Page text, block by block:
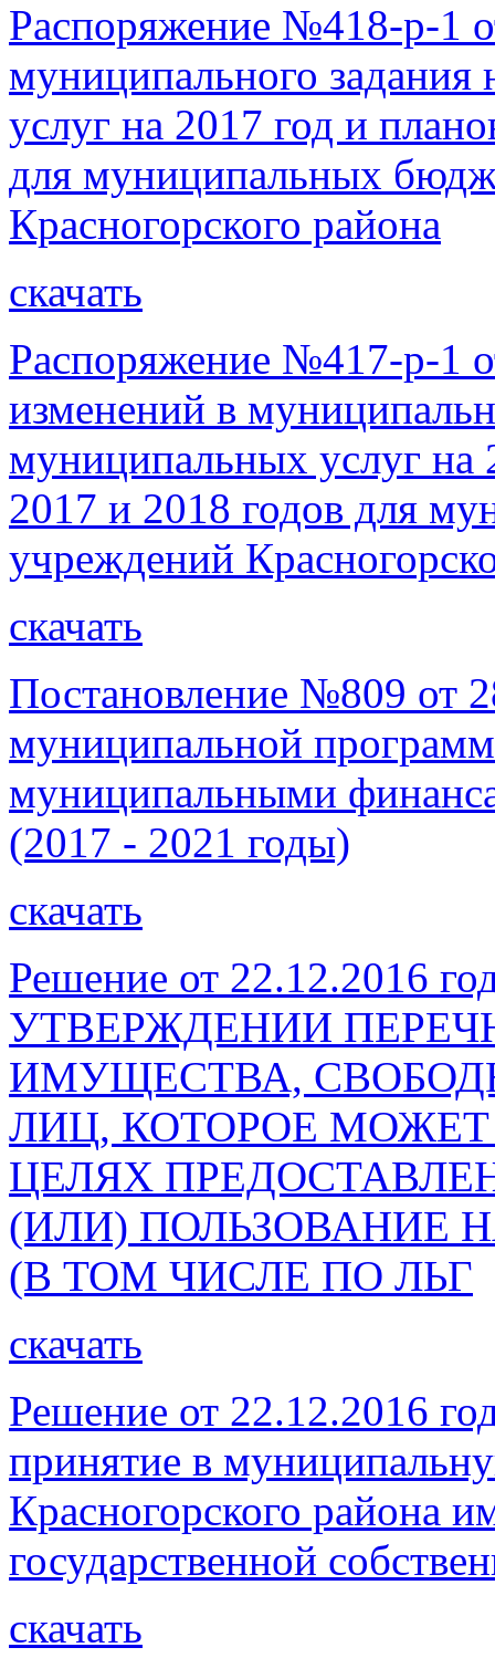
Распоряжение №418-р-1
муниципального
услуг на 2017 год и
для муниципальных
Красногорского района
скачать
Распоряжение №417-р-1
изменений в
муниципальных услуг на
2017 и 2018 годов для
учреждений
скачать
Постановление №809 от
муниципальной
муниципальными
(2017 - 2021 годы)
скачать
Решение от 22.12.2016
УТВЕРЖДЕНИИ
ИМУЩЕСТВА,
ЛИЦ, КОТОРОЕ
ЦЕЛЯХ
(ИЛИ) ПОЛЬЗОВАНИЕ
(В ТОМ ЧИСЛЕ ПО ЛЬГ
скачать
Решение от 22.12.2016
принятие в
Красногорского района
государственной
скачать